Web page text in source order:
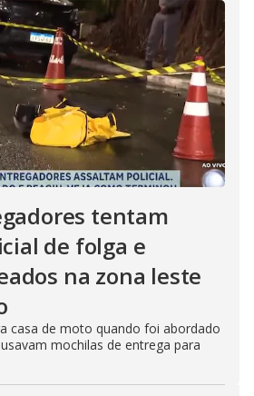
tentam
de folga e
na zona leste
casa de moto quando foi abordado
mochilas de entrega para